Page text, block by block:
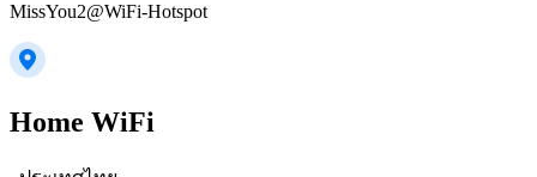
MissYou2@WiFi-Hotspot
Home WiFi